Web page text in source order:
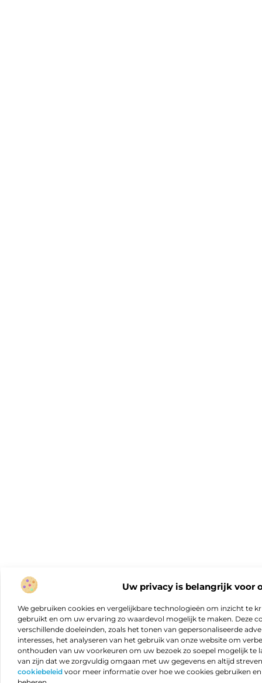
Uw privacy is belangrijk voor
We gebruiken cookies en vergelijkbare technologieën om inzicht te
gebruikt en om uw ervaring zo waardevol mogelijk te maken. Deze
verschillende doeleinden, zoals het tonen van gepersonaliseerde
interesses, het analyseren van het gebruik van onze website om
onthouden van uw voorkeuren om uw bezoek zo soepel mogelijk te
van zijn dat we zorgvuldig omgaan met uw gegevens en altijd
cookiebeleid voor meer informatie over hoe we cookies gebruiken